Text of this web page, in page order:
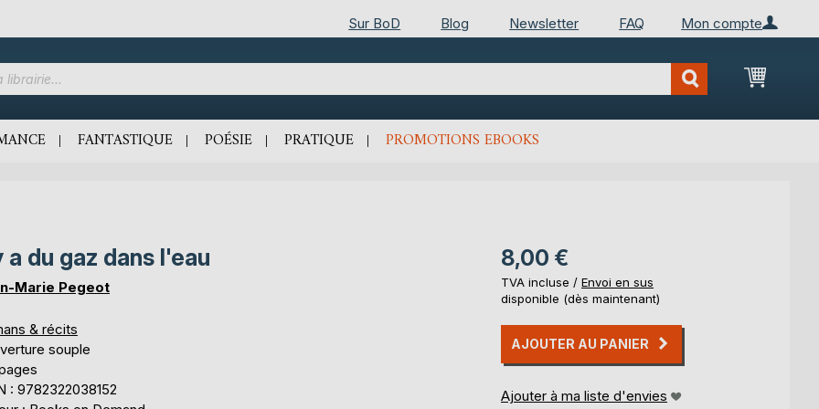
Mon compte
Sur BoD Blog Newsletter FAQ
Mon
FANTASTIQUE POÉSIE PRATIQUE PROMOTIONS EBOOKS
a du gaz dans l'eau
Marie Pegeot
& récits
souple
: 9782322038152
8,00 €
TVA incluse / Envoi en sus
disponible (dès maintenant)
AJOUTER AU PANIER
Ajouter à ma liste d'envies